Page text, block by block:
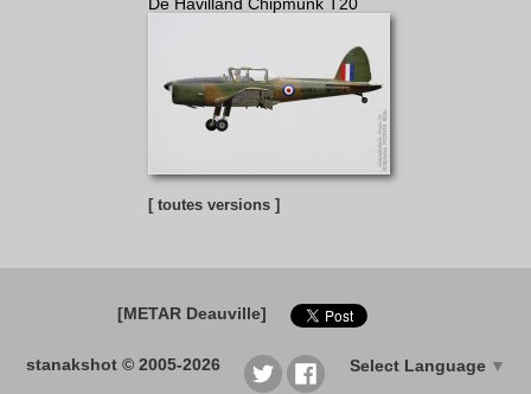
[ toutes versions ]
[METAR Deauville]
stanakshot © 2005-2026 Select Language ▼